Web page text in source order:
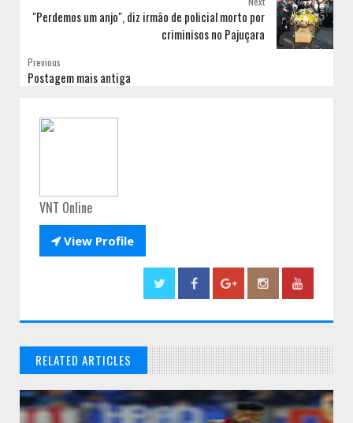
"Perdemos um anjo", diz irmão de policial morto por
criminisos no Pajuçara
Previous
Postagem mais antiga
VNT Online
View Profile
RELATED ARTICLES
// THATS WHAT YOU MIGHT BE LOOKING FOR